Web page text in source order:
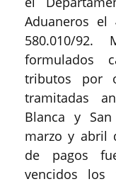
Aduaneros
580.010/
formulados
tributos por
tramitadas
Blanca y
marzo y abril
de pagos
vencidos los